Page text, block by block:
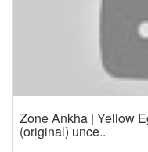
Zone Ankha | Yellow
(original) unce..